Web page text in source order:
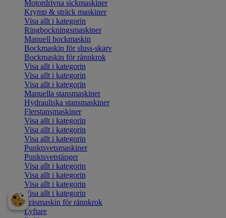
Motordrivna sickmaskiner
Krymp & sträck maskiner
Visa allt i kategorin
Ringbockningsmaskiner
Manuell bockmaskin
Bockmaskin för sluss-skarv
Bockmaskin för rännkrok
Visa allt i kategorin
Visa allt i kategorin
Visa allt i kategorin
Manuella stansmaskiner
Hydrauliska stansmaskiner
Flerstansmaskiner
Visa allt i kategorin
Visa allt i kategorin
Visa allt i kategorin
Punktsvetsmaskiner
Punktsvetstänger
Visa allt i kategorin
Visa allt i kategorin
Visa allt i kategorin
Visa allt i kategorin
Fräsmaskin för rännkrok
Lyftare